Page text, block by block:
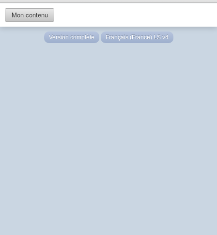
Mon contenu
Version complète Français (France) LS v4